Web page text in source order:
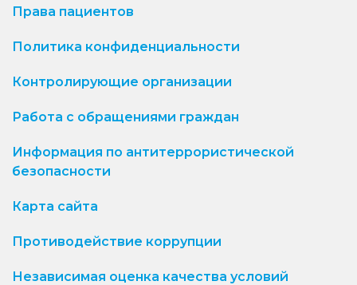
Права пациентов
Политика конфиденциальности
Контролирующие организации
Работа с обращениями граждан
Информация по антитеррористической
безопасности
Карта сайта
Противодействие коррупции
Независимая оценка качества условий